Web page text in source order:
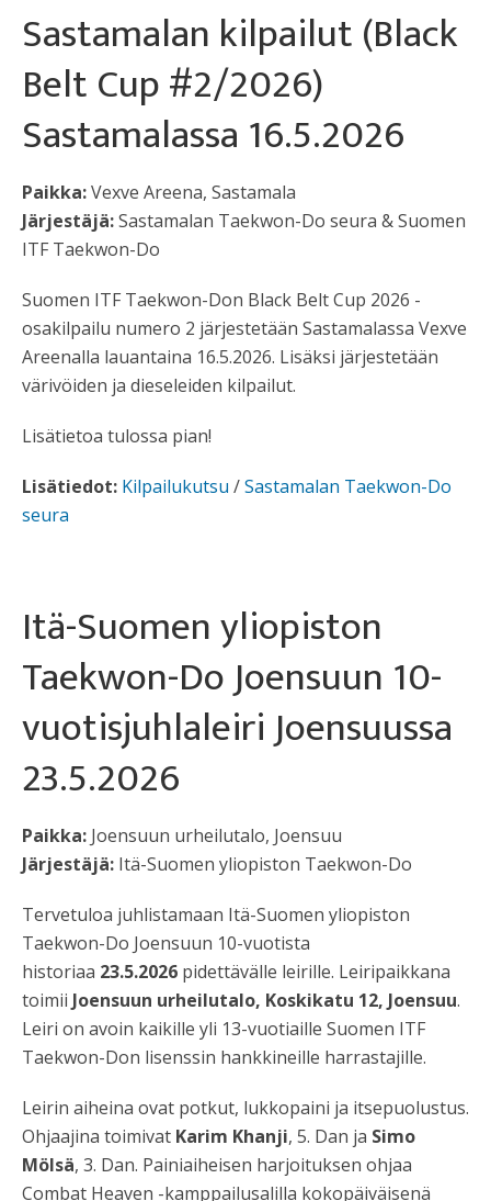
Sastamalan kilpailut (Black
Belt Cup #2/2026)
Sastamalassa 16.5.2026
Paikka:Vexve Areena, Sastamala
Järjestäjä:Sastamalan Taekwon-Do seura & Suomen
ITF Taekwon-Do
Suomen ITF Taekwon-Don Black Belt Cup 2026 -
osakilpailu numero 2 järjestetään Sastamalassa Vexve
Areenalla lauantaina 16.5.2026. Lisäksi järjestetään
värivöiden ja dieseleiden kilpailut.
Lisätietoa tulossa pian!
Lisätiedot: Kilpailukutsu /Sastamalan Taekwon-Do
seura
Itä-Suomen yliopiston
Taekwon-Do Joensuun 10-
vuotisjuhlaleiri Joensuussa
23.5.2026
Paikka: Joensuun urheilutalo, Joensuu
Järjestäjä: Itä-Suomen yliopiston Taekwon-Do
Tervetuloa juhlistamaan Itä-Suomen yliopiston
Taekwon-Do Joensuun 10-vuotista
historiaa 23.5.2026 pidettävälle leirille. Leiripaikkana
toimii Joensuun urheilutalo, Koskikatu 12, Joensuu.
Leiri on avoin kaikille yli 13-vuotiaille Suomen ITF
Taekwon-Don lisenssin hankkineille harrastajille.
Leirin aiheina ovat potkut, lukkopaini ja itsepuolustus.
Ohjaajina toimivat Karim Khanji, 5. Dan ja Simo
Mölsä, 3. Dan. Painiaiheisen harjoituksen ohjaa
Combat Heaven -kamppailusalilla kokopäiväisenä